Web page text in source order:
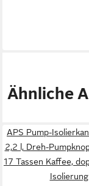
Ähnliche
APS Pump-
2,2 l, Dreh-
17 Tassen Kaffee,
Isolierung